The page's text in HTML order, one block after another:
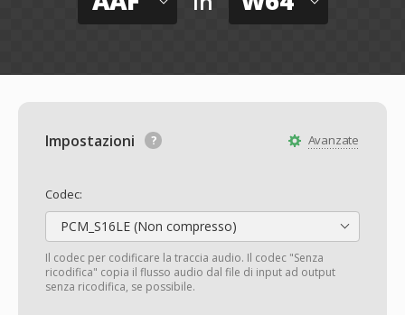
Avanzate
Impostazioni
Codec:
PCM_S16LE (Non compresso)
Il codec per codificare la traccia audio. Il codec "Senza
ricodifica" copia il flusso audio dal file di input ad output
senza ricodifica, se possibile.